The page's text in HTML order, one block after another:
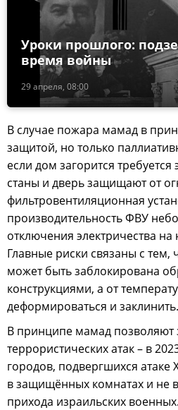
29 апреля, 08:00
Уроки прошлого:
время войны
В случае пожара мамад в
защитой, но только
если дом загорится
станы и дверь защищают от
фильтровентиляционная
производительность ФВУ
отключения электричества
Главные риски связаны с тем,
может быть заблокирована
конструкциями, а от
деформироваться и заклинить.
В принципе мамад позволяют
террористических атак – в
городов, подвергшихся
в защищённых комнатах и не
прихода израильских